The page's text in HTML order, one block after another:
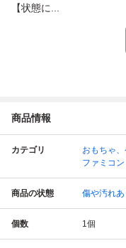
【状態に...
商品情報
カテゴリ おもちゃ
ファミコン
商品の状態 傷や汚れあ
個数 1個